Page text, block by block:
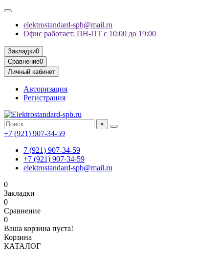
elektrostandard-spb@mail.ru
Офис работает: ПН-ПТ с 10:00 до 19:00
Закладки0
Сравнение0
Личный кабинет
Авторизация
Регистрация
×
+7 (921) 907-34-59
7 (921) 907-34-59
+7 (921) 907-34-59
elektrostandard-spb@mail.ru
0
Закладки
0
Сравнение
0
Ваша корзина пуста!
Корзина
КАТАЛОГ